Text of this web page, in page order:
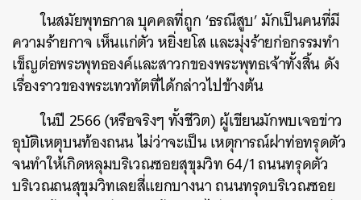
ในสมัยพุทธกาล บุคคลที่ถูก ‘ธรณีสูบ’ มักเป็นคนที่มี
ความร้ายกาจ เห็นแก่ตัว หยิ่งยโส และมุ่งร้ายก่อกรรมทำ
เข็ญต่อพระพุทธองค์และสาวกของพระพุทธเจ้าทั้งสิ้น ดัง
เรื่องราวของพระเทวทัตที่ได้กล่าวไปข้างต้น
ในปี 2566 (หรือจริงๆ ทั้งชีวิต) ผู้เขียนมักพบเจอข่าว
อุบัติเหตุบนท้องถนน ไม่ว่าจะเป็น เหตุการณ์ฝาท่อทรุดตัว
จนทำให้เกิดหลุมบริเวณซอยสุขุมวิท 64/1 ถนนทรุดตัว
บริเวณถนสุขุมวิทเลยสี่แยกบางนา ถนนทรุดบริเวณซอย